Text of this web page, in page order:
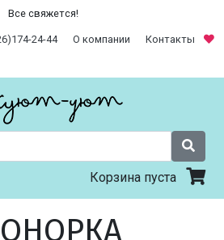
Все свяжется!
24-44 О компании
Контакты
Корзина пуста